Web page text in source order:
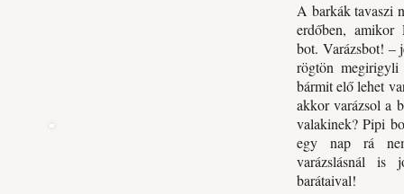
A barkák tavaszi
erdőben, amikor
bot. Varázsbot! –
rögtön megirigyli
bármit elő lehet
akkor varázsol a
valakinek? Pipi
egy nap rá
varázslásnál is
barátaival!